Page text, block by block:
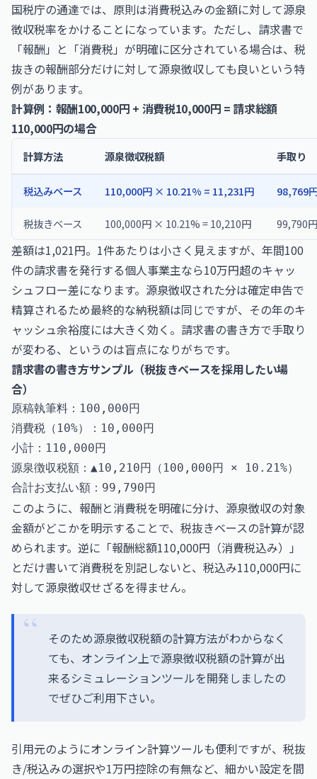
国税庁の通達では、原則は消費税込みの金額に対して源泉
徴収税率をかけることになっています。ただし、請求書で
「報酬」と「消費税」が明確に区分されている場合は、税
抜きの報酬部分だけに対して源泉徴収しても良いという特
例があります。
計算例：報酬100,000円 + 消費税10,000円 = 請求総額
110,000円の場合
計算方法 源泉徴収税額 手取り
税込みベース 110,000円 × 10.21% = 11,231円 98,769
税抜きベース 100,000円 × 10.21% = 10,210円 99,790円
差額は1,021円。1件あたりは小さく見えますが、年間100
件の請求書を発行する個人事業主なら10万円超のキャッ
シュフロー差になります。源泉徴収された分は確定申告で
精算されるため最終的な納税額は同じですが、その年のキ
ャッシュ余裕度には大きく効く。請求書の書き方で手取り
が変わる、というのは盲点になりがちです。
請求書の書き方サンプル（税抜きベースを採用したい場
合）
原稿執筆料：100,000円
消費税（10%）：10,000円
小計：110,000円
源泉徴収税額：▲10,210円（100,000円 × 10.21%）
このように、報酬と消費税を明確に分け、源泉徴収の対象
金額がどこかを明示することで、税抜きベースの計算が認
められます。逆に「報酬総額110,000円（消費税込み）」
とだけ書いて消費税を別記しないと、税込み110,000円に
対して源泉徴収せざるを得ません。
そのため源泉徴収税額の計算方法がわからなく
ても、オンライン上で源泉徴収税額の計算が出
来るシミュレーションツールを開発しましたの
でぜひご利用下さい。
引用元のようにオンライン計算ツールも便利ですが、税抜
き/税込みの選択や1万円控除の有無など、細かい設定を間